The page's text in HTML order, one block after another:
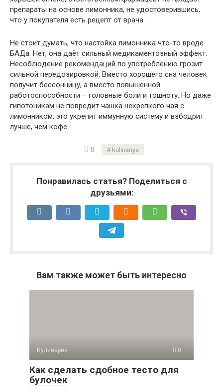
препараты на основе лимонника, не удостоверившись,
что у покупателя есть рецепт от врача.
Не стоит думать, что настойка лимонника что-то вроде
БАДа. Нет, она даёт сильный медикаментозный эффект.
Несоблюдение рекомендаций по употреблению грозит
сильной передозировкой. Вместо хорошего сна человек
получит бессонницу, а вместо повышенной
работоспособности – головные боли и тошноту. Но даже
гипотоникам не повредит чашка некрепкого чая с
лимонником, это укрепит иммунную систему и взбодрит
лучше, чем кофе.
0 kulinariya
Понравилась статья? Поделиться с
друзьями:
Вам также может быть интересно
Кулинария 0
Как сделать сдобное тесто для
булочек